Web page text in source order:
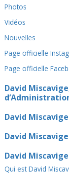
Photos
Vidéos
Nouvelles
Page officielle
Page officielle
David
David
David
David
Qui est David